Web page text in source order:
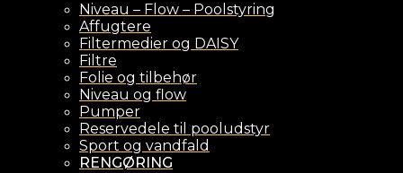
Niveau – Flow – Poolstyring
Affugtere
Filtermedier og DAISY
Filtre
Folie og tilbehør
Niveau og flow
Pumper
Reservedele til pooludstyr
Sport og vandfald
RENGØRING